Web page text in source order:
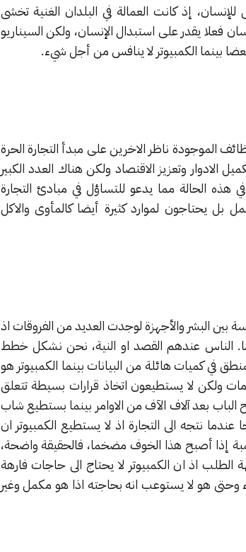
إذ كانت العمالة في البلدان الغنية تخشى
فعلا يقدر على استبدال الإنسان، ولكن السيناريو
بينما الكمبيوتر لا ينافس من أجل شيء.
الموجودة ناظر الاخرين على مبدأ التجارة الحرة
الادوار وتعزيز الاقتصاد ولكن هناك العدد الكبير
الحالة مما يدعو للتساؤل في مبادئ التجارة
بل يحتاجون لموارد كثيرة أيضا كالمأوى والاكل
بين البشر والأجهزة لوجدت العديد من الفروقات اذ
الناس عندهم القصد او النية، نحن نشكل خطط
كميات هائلة من البيانات بينما الكمبيوتر هو
ولكن لا يستطيعون اتخاذ قرارات بسيطة تتعلق
الباب بعد آلاف الآف من الاوامر بينما بستطيع شاب
نتجه الى التجارة اذ لا يستطيع الكمبيوتر ان
إذا أصبح هذا الخوف مضخما، فالحقيقة واضحة،
اذ ان الكمبيوتر لا يحتاج الى حاجات فارهة
هو لا يستوعب انه بحاجته اذا هو مكمل وغير